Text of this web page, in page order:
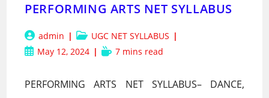
PERFORMING ARTS NET SYLLABUS
Post
author:
admin
Post
category:
UGC NET SYLLABUS
PostMay 12, 2024
Reading
7 mins read
PERFORMING ARTS NET SYLLABUS– DANCE,